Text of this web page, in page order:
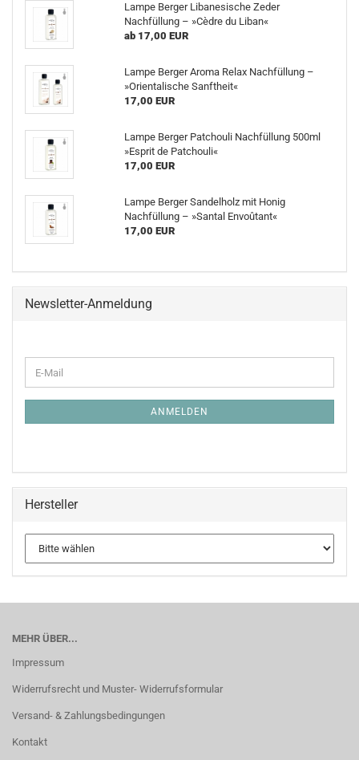
Lampe Berger Libanesische Zeder
Nachfüllung – »Cèdre du Liban«
ab 17,00 EUR
Lampe Berger Aroma Relax Nachfüllung –
»Orientalische Sanftheit«
17,00 EUR
Lampe Berger Patchouli Nachfüllung 500ml
»Esprit de Patchouli«
17,00 EUR
Lampe Berger Sandelholz mit Honig
Nachfüllung – »Santal Envoûtant«
17,00 EUR
Newsletter-Anmeldung
ZUR
E-
Mail
ANMELDEN
Hersteller
MEHR ÜBER...
Impressum
Widerrufsrecht und Muster- Widerrufsformular
Versand- & Zahlungsbedingungen
Kontakt